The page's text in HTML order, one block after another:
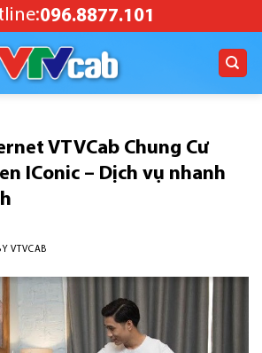
096.8877.101
VTVCab Chung Cư
IConic – Dịch vụ nhanh
VTVCAB